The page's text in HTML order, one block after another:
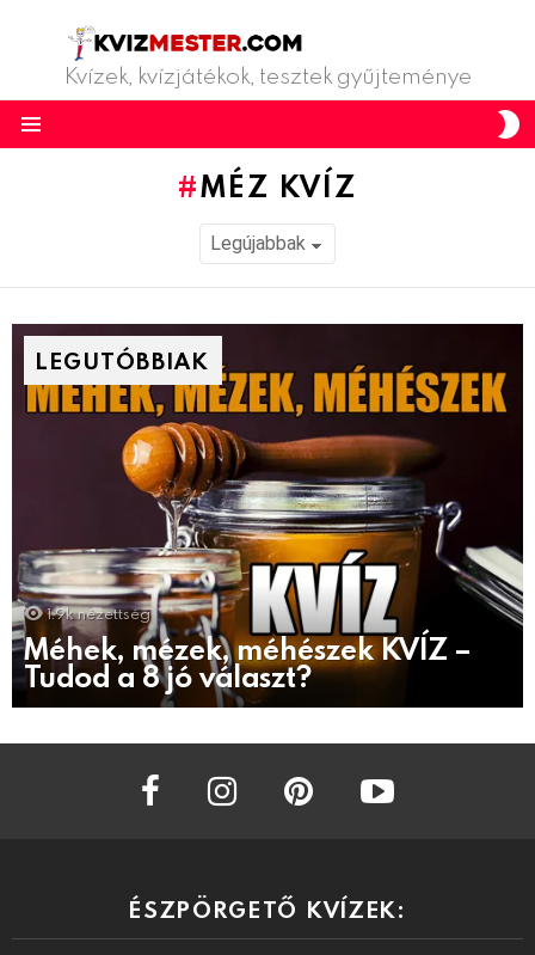
Kvízek, kvízjátékok, tesztek gyűjteménye
MÉZ KVÍZ
LEGUTÓBBIAK
1.9k nézettség
Méhek, mézek, méhészek KVÍZ –
Tudod a 8 jó választ?
facebook instagram
ÉSZPÖRGETŐ KVÍZEK: